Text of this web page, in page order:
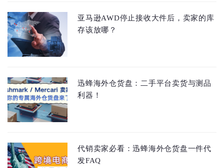
亚马逊AWD停止接收大件后，卖家的库
存该放哪？
迅蜂海外仓货盘：二手平台卖货与测品
利器！
代销卖家必看：迅蜂海外仓货盘一件代
发FAQ